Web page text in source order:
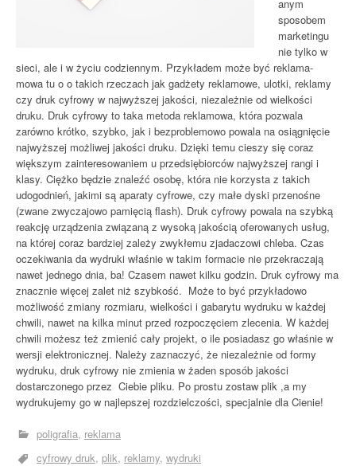
anym
sposobem
marketingu
nie tylko w
sieci, ale i w życiu codziennym. Przykładem może być reklama-
mowa tu o o takich rzeczach jak gadżety reklamowe, ulotki, reklamy
czy druk cyfrowy w najwyższej jakości, niezależnie od wielkości
druku. Druk cyfrowy to taka metoda reklamowa, która pozwala
zarówno krótko, szybko, jak i bezproblemowo powala na osiągnięcie
najwyższej możliwej jakości druku. Dzięki temu cieszy się coraz
większym zainteresowaniem u przedsiębiorców najwyższej rangi i
klasy. Ciężko będzie znaleźć osobę, która nie korzysta z takich
udogodnień, jakimi są aparaty cyfrowe, czy małe dyski przenośne
(zwane zwyczajowo pamięcią flash). Druk cyfrowy powala na szybką
reakcję urządzenia związaną z wysoką jakością oferowanych usług,
na której coraz bardziej zależy zwykłemu zjadaczowi chleba. Czas
oczekiwania da wydruki właśnie w takim formacie nie przekraczają
nawet jednego dnia, ba! Czasem nawet kilku godzin. Druk cyfrowy ma
znacznie więcej zalet niż szybkość. Może to być przykładowo
możliwość zmiany rozmiaru, wielkości i gabarytu wydruku w każdej
chwili, nawet na kilka minut przed rozpoczęciem zlecenia. W każdej
chwili możesz też zmienić cały projekt, o ile posiadasz go właśnie w
wersji elektronicznej. Należy zaznaczyć, że niezależnie od formy
wydruku, druk cyfrowy nie zmienia w żaden sposób jakości
dostarczonego przez Ciebie pliku. Po prostu zostaw plik ,a my
wydrukujemy go w najlepszej rozdzielczości, specjalnie dla Cienie!
poligrafia reklama
cyfrowy druk plik reklamy wydruki